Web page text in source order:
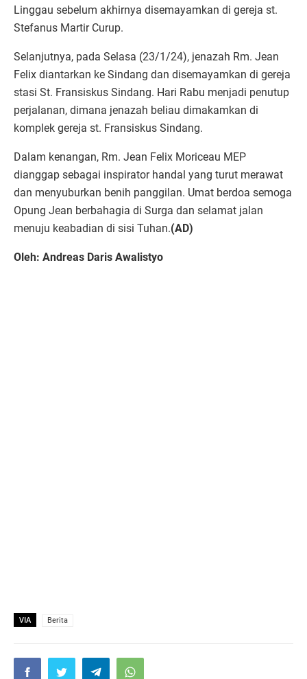
Linggau sebelum akhirnya disemayamkan di gereja st.
Stefanus Martir Curup.
Selanjutnya, pada Selasa (23/1/24), jenazah Rm. Jean
Felix diantarkan ke Sindang dan disemayamkan di gereja
stasi St. Fransiskus Sindang. Hari Rabu menjadi penutup
perjalanan, dimana jenazah beliau dimakamkan di
komplek gereja st. Fransiskus Sindang.
Dalam kenangan, Rm. Jean Felix Moriceau MEP
dianggap sebagai inspirator handal yang turut merawat
dan menyuburkan benih panggilan. Umat berdoa semoga
Opung Jean berbahagia di Surga dan selamat jalan
menuju keabadian di sisi Tuhan.(AD)
Oleh: Andreas Daris Awalistyo
VIA Berita